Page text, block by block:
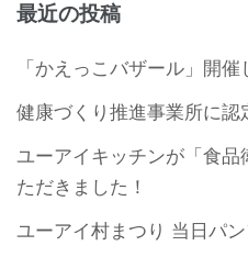
最近の投稿
「かえっこバザール」開催
健康づくり推進事業所に認
ユーアイキッチンが「食
ただきました！
ユーアイ村まつり 当日パ